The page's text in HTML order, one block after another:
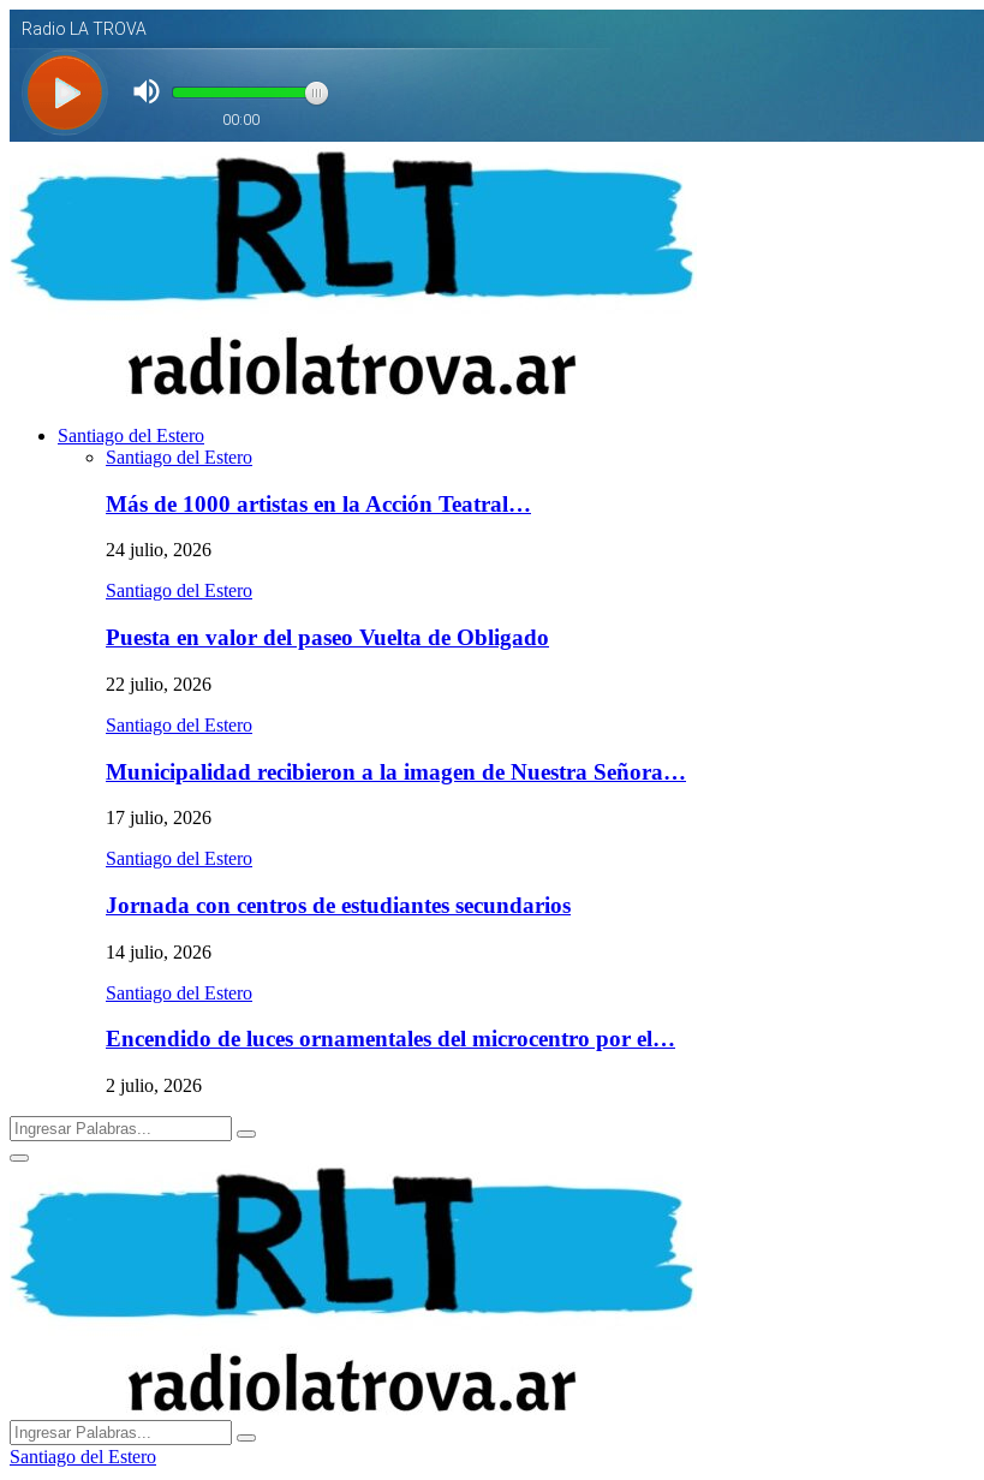
Santiago del Estero
Santiago del Estero
Más de 1000 artistas en la Acción Teatral…
24 julio, 2026
Santiago del Estero
Puesta en valor del paseo Vuelta de Obligado
22 julio, 2026
Santiago del Estero
Municipalidad recibieron a la imagen de Nuestra Señora…
17 julio, 2026
Santiago del Estero
Jornada con centros de estudiantes secundarios
14 julio, 2026
Santiago del Estero
Encendido de luces ornamentales del microcentro por el…
2 julio, 2026
Search
for:
Search
Primary
Search
for:
Search
Santiago del Estero